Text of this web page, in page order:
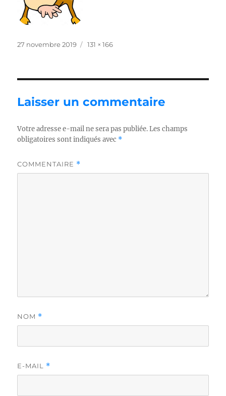
Publié
27 novembre 2019
Taille
131 × 166
Laisser un commentaire
Votre adresse e-mail ne sera pas publiée. Les champs
obligatoires sont indiqués avec *
COMMENTAIRE *
NOM *
E-MAIL *